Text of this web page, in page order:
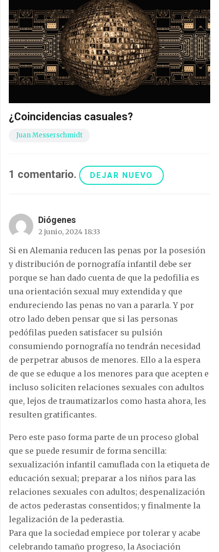
¿Coincidencias casuales?
Juan Messerschmidt
1 comentario. DEJAR NUEVO
Diógenes
2 junio, 2024 18:33
Si en Alemania reducen las penas por la posesión
y distribución de pornografía infantil debe ser
porque se han dado cuenta de que la pedofilia es
una orientación sexual muy extendida y que
endureciendo las penas no van a pararla. Y por
otro lado deben pensar que si las personas
pedófilas pueden satisfacer su pulsión
consumiendo pornografía no tendrán necesidad
de perpetrar abusos de menores. Ello a la espera
de que se eduque a los menores para que acepten e
incluso soliciten relaciones sexuales con adultos
que, lejos de traumatizarlos como hasta ahora, les
resulten gratificantes.
Pero este paso forma parte de un proceso global
que se puede resumir de forma sencilla:
sexualización infantil camuflada con la etiqueta de
educación sexual; preparar a los niños para las
relaciones sexuales con adultos; despenalización
de actos pederastas consentidos; y finalmente la
legalización de la pederastia.
Para que la sociedad empiece por tolerar y acabe
celebrando tamaño progreso, la Asociación